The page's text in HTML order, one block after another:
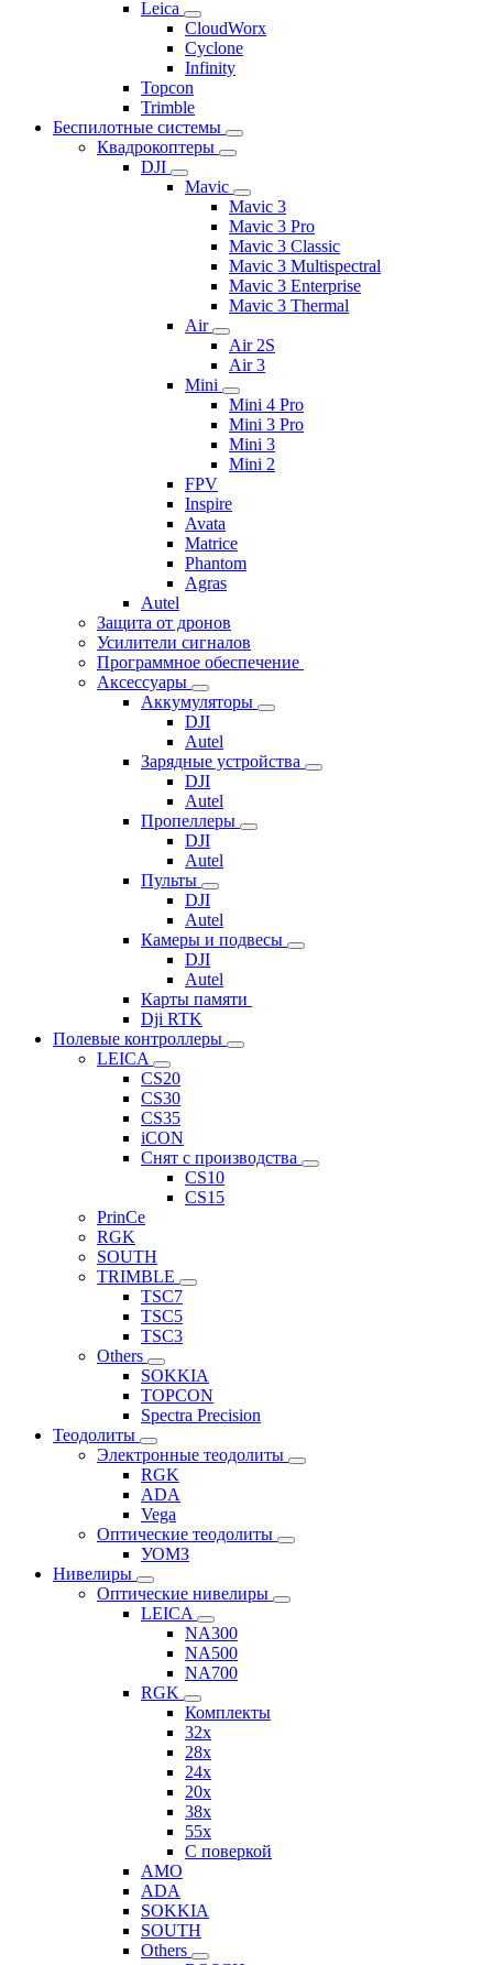
Leica
CloudWorx
Cyclone
Infinity
Topcon
Trimble
Беспилотные системы
Квадрокоптеры
DJI
Mavic
Mavic 3
Mavic 3 Pro
Mavic 3 Classic
Mavic 3 Multispectral
Mavic 3 Enterprise
Mavic 3 Thermal
Air
Air 2S
Air 3
Mini
Mini 4 Pro
Mini 3 Pro
Mini 3
Mini 2
FPV
Inspire
Avata
Matrice
Phantom
Agras
Autel
Защита от дронов
Усилители сигналов
Программное обеспечение
Аксессуары
Аккумуляторы
DJI
Autel
Зарядные устройства
DJI
Autel
Пропеллеры
DJI
Autel
Пульты
DJI
Autel
Камеры и подвесы
DJI
Autel
Карты памяти
Dji RTK
Полевые контроллеры
LEICA
CS20
CS30
CS35
iCON
Снят с производства
CS10
CS15
PrinCe
RGK
SOUTH
TRIMBLE
TSC7
TSC5
TSC3
Others
SOKKIA
TOPCON
Spectra Precision
Теодолиты
Электронные теодолиты
RGK
ADA
Vega
Оптические теодолиты
УОМЗ
Нивелиры
Оптические нивелиры
LEICA
NA300
NA500
NA700
RGK
Комплекты
32x
28x
24x
20x
38x
55x
C поверкой
AMO
ADA
SOKKIA
SOUTH
Others